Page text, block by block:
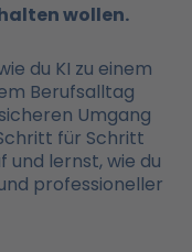
wollen.
du KI zu einem
Berufsalltag
Umgang
für Schritt
und lernst, wie du
professioneller